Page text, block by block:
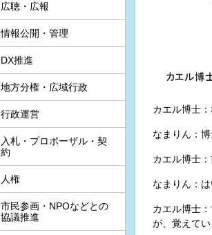
広聴・広報
情報公開・管理
DX推進
地方分権・広域行政
行政運営
入札・プロポーザル・契
約
人権
市民参画・NPOなどとの
協議推進
カエル博士：
なまりん：
カエル博士
なまりん：は
カエル博士
が、覚えてい